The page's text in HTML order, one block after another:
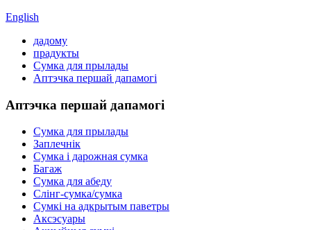
English
дадому
прадукты
Сумка для прылады
Аптэчка першай дапамогі
Аптэчка першай дапамогі
Сумка для прылады
Заплечнік
Сумка і дарожная сумка
Багаж
Сумка для абеду
Слінг-сумка/сумка
Сумкі на адкрытым паветры
Аксэсуары